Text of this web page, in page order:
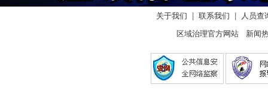
关于我们 联系我们
人员查
区域治理官方网站 新闻